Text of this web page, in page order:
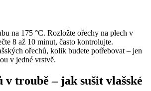
na 175 °C. Rozložte ořechy na plech v
8 až 10 minut, často kontrolujte.
ořechů, kolik budete potřebovat – jen
v jedné vrstvě.
v troubě – jak sušit vlašské